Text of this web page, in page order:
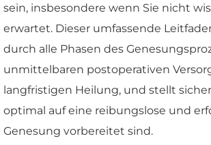
sein, insbesondere wenn Sie nicht
erwartet. Dieser umfassende
durch alle Phasen des
unmittelbaren postoperativen
langfristigen Heilung, und stellt
optimal auf eine reibungslose und
Genesung vorbereitet sind.